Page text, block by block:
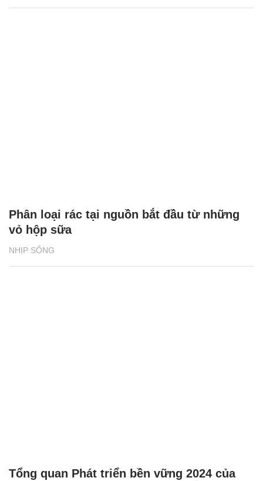
NHỊP SỐNG
Phân loại rác tại nguồn bắt đầu từ những
vỏ hộp sữa
Tổng quan Phát triển bền vững 2024 của